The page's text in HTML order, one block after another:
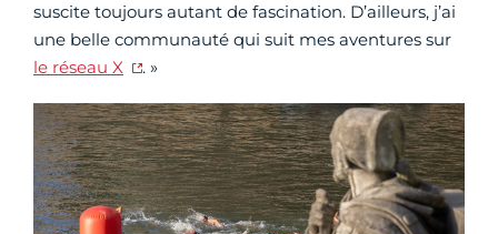
suscite toujours autant de fascination. D’ailleurs, j’ai
une belle communauté qui suit mes aventures sur
le réseau X
. »